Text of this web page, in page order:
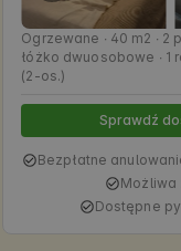
Ogrzewane ∙ 40 m2 ∙ 2
łóżko dwuosobowe ∙ 1
(2-os.)
Sprawdź
Bezpłatne
Możliwa
Dostępne